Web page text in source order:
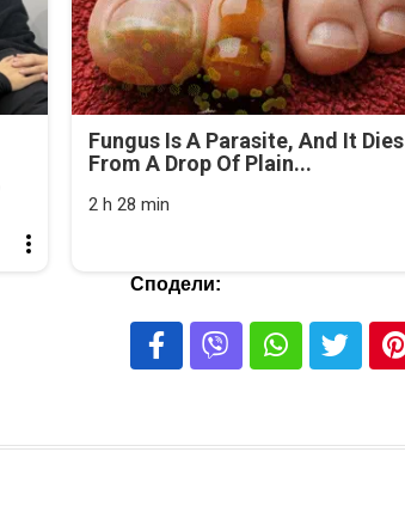
Fungus Is A Parasite, And It Dies
From A Drop Of Plain...
2 h 28 min
Сподели: